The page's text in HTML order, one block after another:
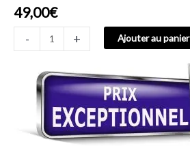
49,00€
- + Ajouter au panier